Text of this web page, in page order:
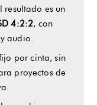
resultado es un
4:2:2, con
audio.
por cinta, sin
proyectos de